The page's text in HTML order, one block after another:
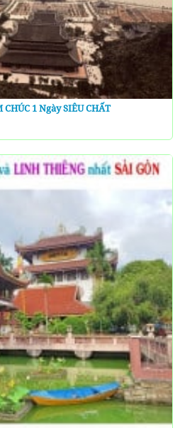
1 Ngày SIÊU CHẤT